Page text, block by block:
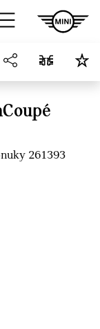
261393